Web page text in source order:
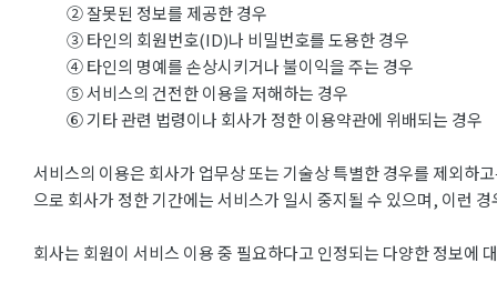
② 잘못된 정보를 제공한 경우
③ 타인의 회원번호(ID)나 비밀번호를 도용한 경우
④ 타인의 명예를 손상시키거나 불이익을 주는 경우
⑤ 서비스의 건전한 이용을 저해하는 경우
⑥ 기타 관련 법령이나 회사가 정한 이용약관에 위배되는 경우
서비스의 이용은 회사가 업무상 또는 기술상 특별한 경우를 제외하
으로 회사가 정한 기간에는 서비스가 일시 중지될 수 있으며, 이런
회사는 회원이 서비스 이용 중 필요하다고 인정되는 다양한 정보에